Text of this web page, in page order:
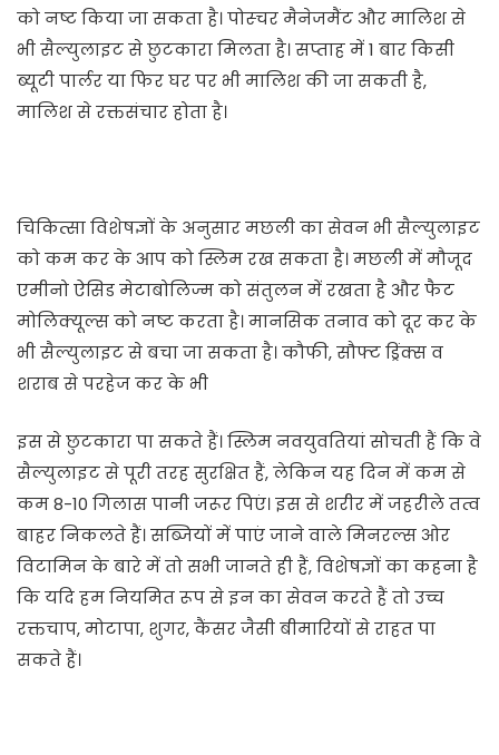
को नष्ट किया जा सकता है। पोस्चर मैनेजमैंट और मालिश से
भी सैल्युलाइट से छुटकारा मिलता है। सप्ताह में 1 बार किसी
ब्यूटी पार्लर या फिर घर पर भी मालिश की जा सकती है,
मालिश से रक्तसंचार होता है।
चिकित्सा विशेषज्ञों के अनुसार मछली का सेवन भी सैल्युलाइट
को कम कर के आप को स्लिम रख सकता है। मछली में मौजूद
एमीनो ऐसिड मेटाबोलिज्म को संतुलन में रखता है और फैट
मोलिक्यूल्स को नष्ट करता है। मानसिक तनाव को दूर कर के
भी सैल्युलाइट से बचा जा सकता है। कौफी, सौफ्ट ड्रिंक्स व
शराब से परहेज कर के भी
इस से छुटकारा पा सकते हैं। स्लिम नवयुवतियां सोचती हैं कि वे
सैल्युलाइट से पूरी तरह सुरक्षित हैं, लेकिन यह दिन में कम से
कम 8-10 गिलास पानी जरूर पिएं। इस से शरीर में जहरीले तत्व
बाहर निकलते हैं। सब्जियों में पाएं जाने वाले मिनरल्स ओर
विटामिन के बारे में तो सभी जानते ही हैं, विशेषज्ञों का कहना है
कि यदि हम नियमित रूप से इन का सेवन करते हैं तो उच्च
रक्तचाप, मोटापा, शुगर, कैंसर जैसी बीमारियों से राहत पा
सकते हैं।